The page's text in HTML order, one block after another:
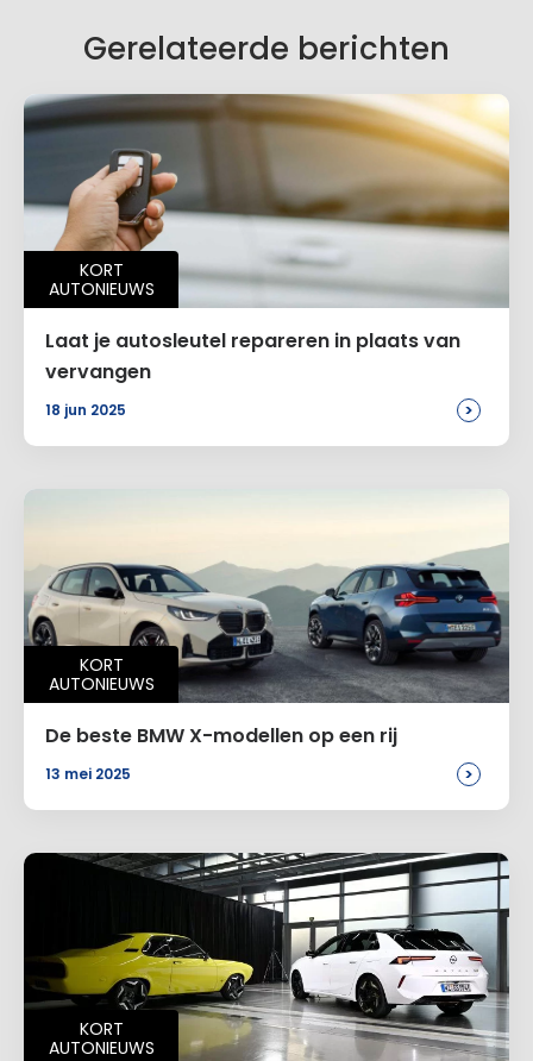
Gerelateerde berichten
KORT
AUTONIEUWS
Laat je autosleutel repareren in plaats van
vervangen
18 jun 2025 >
KORT
AUTONIEUWS
De beste BMW X-modellen op een rij
13 mei 2025 >
KORT
AUTONIEUWS